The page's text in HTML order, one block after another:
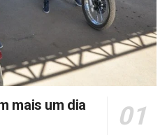
mais um dia